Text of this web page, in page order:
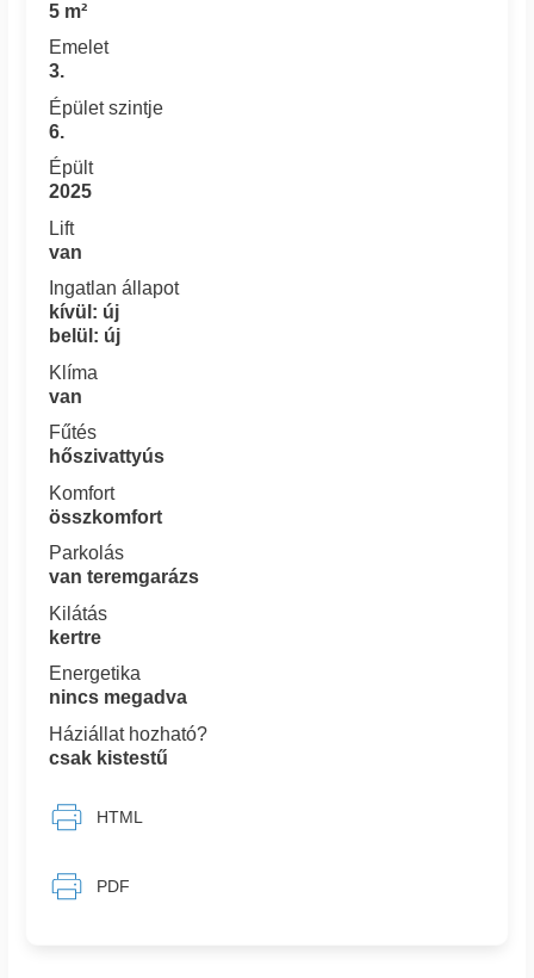
5 m²
Emelet
3.
Épület szintje
6.
Épült
2025
Lift
van
Ingatlan állapot
kívül: új
belül: új
Klíma
van
Fűtés
hőszivattyús
Komfort
összkomfort
Parkolás
van teremgarázs
Kilátás
kertre
Energetika
nincs megadva
Háziállat hozható?
csak kistestű
HTML
PDF